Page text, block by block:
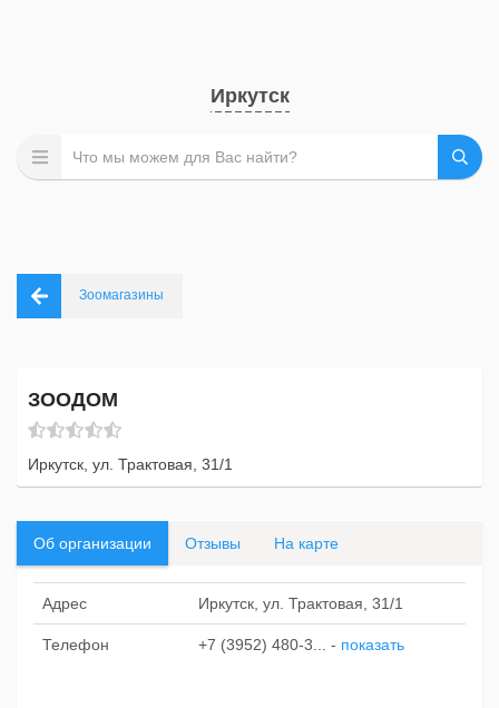
Иркутск
Зоомагазины
ЗООДОМ
Иркутск, ул. Трактовая, 31/1
Об организации Отзывы На карте
Адрес Иркутск, ул. Трактовая, 31/1
Телефон +7 (3952) 480-3... - показать